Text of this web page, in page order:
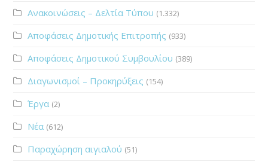
Ανακοινώσεις – Δελτία Τύπου (1.332)
Αποφάσεις Δημοτικής Επιτροπής (933)
Αποφάσεις Δημοτικού Συμβουλίου (389)
Διαγωνισμοί – Προκηρύξεις (154)
Έργα (2)
Νέα (612)
Παραχώρηση αιγιαλού (51)